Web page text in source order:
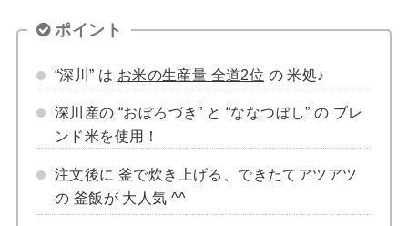
ポイント
“深川” は お米の生産量 全道2位 の 米処♪
深川産の “おぼろづき” と “ななつぼし” の ブレ
ンド米を使用！
注文後に 釜で炊き上げる、できたてアツアツ
の 釜飯が 大人気 ^^